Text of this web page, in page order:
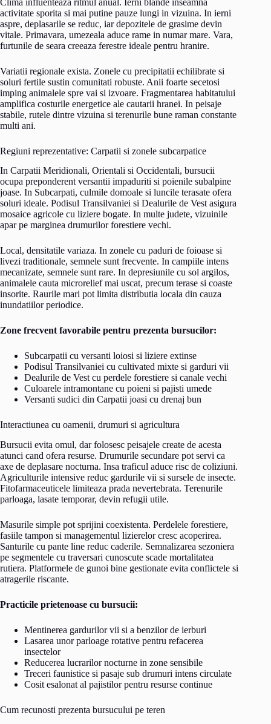
activitate sporita si mai putine pauze lungi in vizuina. In ierni
aspre, deplasarile se reduc, iar depozitele de grasime devin
vitale. Primavara, umezeala aduce rame in numar mare. Vara,
furtunile de seara creeaza ferestre ideale pentru hranire.
Variatii regionale exista. Zonele cu precipitatii echilibrate si
soluri fertile sustin comunitati robuste. Anii foarte secetosi
imping animalele spre vai si izvoare. Fragmentarea habitatului
amplifica costurile energetice ale cautarii hranei. In peisaje
stabile, rutele dintre vizuina si terenurile bune raman constante
multi ani.
Regiuni reprezentative: Carpatii si zonele subcarpatice
In Carpatii Meridionali, Orientali si Occidentali, bursucii
ocupa preponderent versantii impaduriti si poienile subalpine
joase. In Subcarpati, culmile domoale si luncile terasate ofera
soluri ideale. Podisul Transilvaniei si Dealurile de Vest asigura
mosaice agricole cu liziere bogate. In multe judete, vizuinile
apar pe marginea drumurilor forestiere vechi.
Local, densitatile variaza. In zonele cu paduri de foioase si
livezi traditionale, semnele sunt frecvente. In campiile intens
mecanizate, semnele sunt rare. In depresiunile cu sol argilos,
animalele cauta microrelief mai uscat, precum terase si coaste
insorite. Raurile mari pot limita distributia locala din cauza
inundatiilor periodice.
Zone frecvent favorabile pentru prezenta bursucilor:
Subcarpatii cu versanti loiosi si liziere extinse
Podisul Transilvaniei cu cultivated mixte si garduri vii
Dealurile de Vest cu perdele forestiere si canale vechi
Culoarele intramontane cu poieni si pajisti umede
Versanti sudici din Carpatii joasi cu drenaj bun
Interactiunea cu oamenii, drumuri si agricultura
Bursucii evita omul, dar folosesc peisajele create de acesta
atunci cand ofera resurse. Drumurile secundare pot servi ca
axe de deplasare nocturna. Insa traficul aduce risc de coliziuni.
Agriculturile intensive reduc gardurile vii si sursele de insecte.
Fitofarmaceuticele limiteaza prada nevertebrata. Terenurile
parloaga, lasate temporar, devin refugii utile.
Masurile simple pot sprijini coexistenta. Perdelele forestiere,
fasiile tampon si managementul lizierelor cresc acoperirea.
Santurile cu pante line reduc caderile. Semnalizarea sezoniera
pe segmentele cu traversari cunoscute scade mortalitatea
rutiera. Platformele de gunoi bine gestionate evita conflictele si
atragerile riscante.
Practicile prietenoase cu bursucii:
Mentinerea gardurilor vii si a benzilor de ierburi
Lasarea unor parloage rotative pentru refacerea
insectelor
Reducerea lucrarilor nocturne in zone sensibile
Treceri faunistice si pasaje sub drumuri intens circulate
Cosit esalonat al pajistilor pentru resurse continue
Cum recunosti prezenta bursucului pe teren